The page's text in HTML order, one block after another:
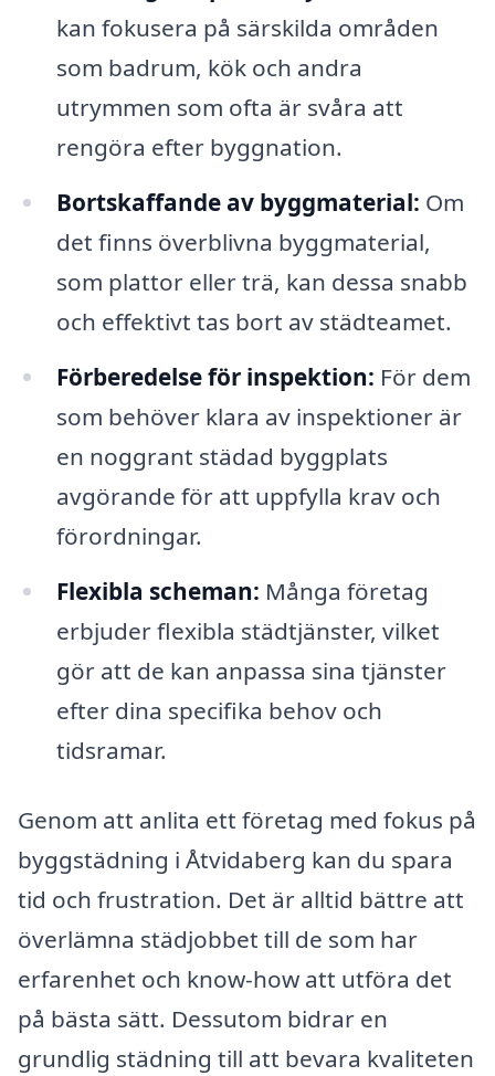
kan fokusera på särskilda områden
som badrum, kök och andra
utrymmen som ofta är svåra att
rengöra efter byggnation.
Bortskaffande av byggmaterial: Om
det finns överblivna byggmaterial,
som plattor eller trä, kan dessa snabb
och effektivt tas bort av städteamet.
Förberedelse för inspektion: För dem
som behöver klara av inspektioner är
en noggrant städad byggplats
avgörande för att uppfylla krav och
förordningar.
Flexibla scheman: Många företag
erbjuder flexibla städtjänster, vilket
gör att de kan anpassa sina tjänster
efter dina specifika behov och
tidsramar.
Genom att anlita ett företag med fokus på
byggstädning i Åtvidaberg kan du spara
tid och frustration. Det är alltid bättre att
överlämna städjobbet till de som har
erfarenhet och know-how att utföra det
på bästa sätt. Dessutom bidrar en
grundlig städning till att bevara kvaliteten